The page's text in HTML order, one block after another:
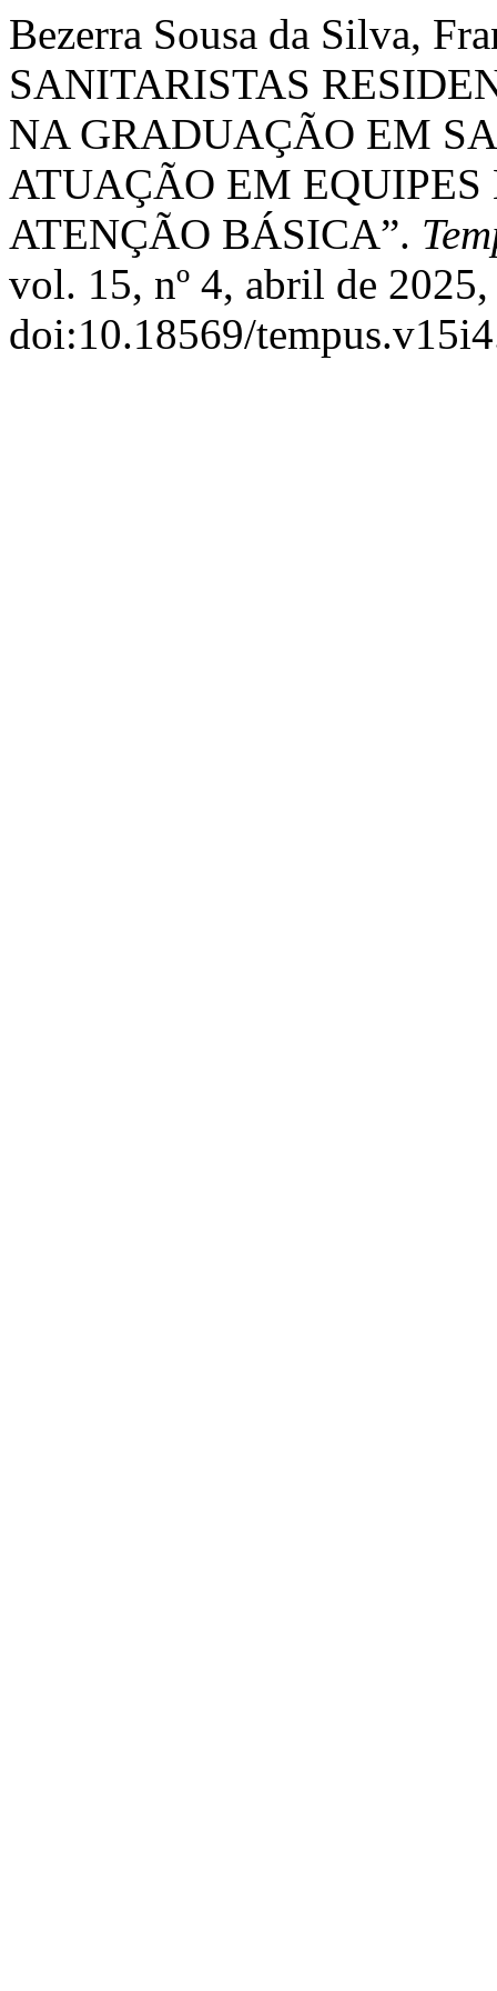
Bezerra Sousa da Silva,
SANITARISTAS
NA GRADUAÇÃO EM
ATUAÇÃO EM
ATENÇÃO BÁSICA”.
vol. 15, nº 4, abril de
doi:10.18569/